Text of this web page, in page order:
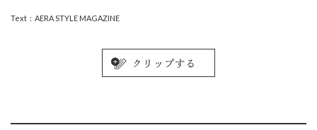
Text：AERA STYLE MAGAZINE